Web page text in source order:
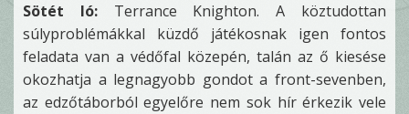
Sötét ló:Terrance Knighton. A köztudottan
súlyproblémákkal küzdő játékosnak igen fontos
feladata van a védőfal közepén, talán az ő kiesése
okozhatja a legnagyobb gondot a front-sevenben,
az edzőtáborból egyelőre nem sok hír érkezik vele